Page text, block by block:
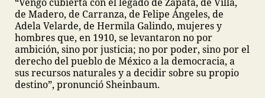
de Madero, de Carranza, de Felipe Ángeles, de
Adela Velarde, de Hermila Galindo, mujeres y
hombres que, en 1910, se levantaron no por
ambición, sino por justicia; no por poder, sino por el
derecho del pueblo de México a la democracia, a
sus recursos naturales y a decidir sobre su propio
destino”, pronunció Sheinbaum.